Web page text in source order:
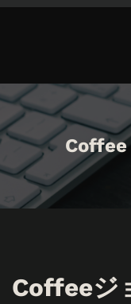
Coffee
Coffeeジ